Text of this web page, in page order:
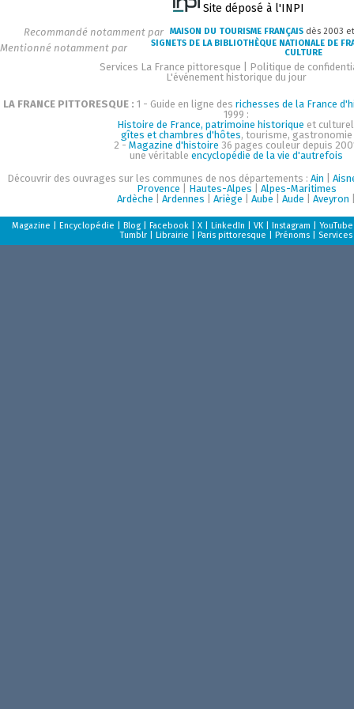
Site déposé à l'INPI
Recommandé notamment par MAISON DU TOURISME FRANÇAIS dès 2003
Mentionné notamment par
SIGNETS DE LA BIBLIOTHÈQUE NATIONALE DE
CULTURE
Services La France pittoresque
Politique de
L'événement historique du jour
LA FRANCE PITTORESQUE : 1 - Guide en ligne des richesses de la France
1999 :
Histoire de France, patrimoine historique et
gîtes et chambres d'hôtes, tourisme, gastronomie
2 - Magazine d'histoire 36 pages couleur depuis
une véritableencyclopédie de la vie d'autrefois
Découvrir des ouvrages sur les communes de nos départements :Ain |
Provence
Hautes-Alpes
Alpes-Maritimes
Ardèche |Ardennes |Ariège |Aube |Aude |Aveyron
Magazine |Encyclopédie |Blog |Facebook |X |LinkedIn |VK |Instagram |YouTube
Tumblr |Librairie |Paris pittoresque |Prénoms Services